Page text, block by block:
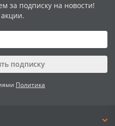
за подписку на новости!
подписку
Политика